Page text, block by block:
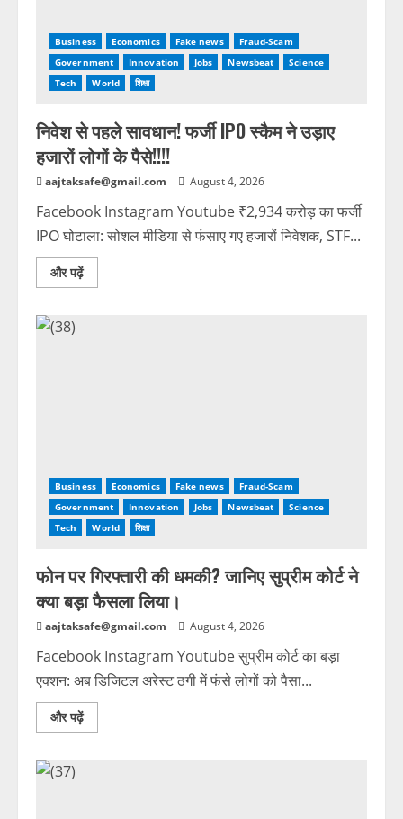
Business Economics Fake news
Fraud-Scam
Government
Innovation Jobs Newsbeat
Science
Tech
World शिक्षा
निवेश से पहले सावधान! फर्जी IPO स्कैम ने उड़ाए
हजारों लोगों के पैसे!!!!
aajtaksafe@gmail.com August 4, 2026
Facebook Instagram Youtube ₹2,934 करोड़ का फर्जी
IPO घोटाला: सोशल मीडिया से फंसाए गए हजारों निवेशक, STF...
और पढ़ें
Business Economics Fake news
Fraud-Scam
Government
Innovation Jobs Newsbeat
Science
Tech
World शिक्षा
फोन पर गिरफ्तारी की धमकी? जानिए सुप्रीम कोर्ट ने
क्या बड़ा फैसला लिया।
aajtaksafe@gmail.com August 4, 2026
Facebook Instagram Youtube सुप्रीम कोर्ट का बड़ा
एक्शन: अब डिजिटल अरेस्ट ठगी में फंसे लोगों को पैसा...
और पढ़ें